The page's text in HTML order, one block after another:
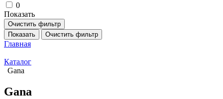
0
Показать
Очистить фильтр
Показать
Очистить фильтр
Главная
Каталог
Gana
Gana